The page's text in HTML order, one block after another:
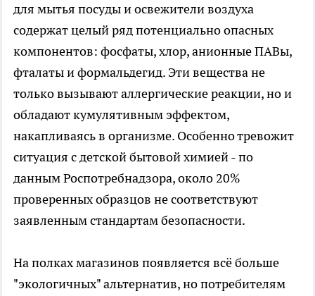
для мытья посуды и освежители воздуха
содержат целый ряд потенциально опасных
компонентов: фосфаты, хлор, анионные ПАВы,
фталаты и формальдегид. Эти вещества не
только вызывают аллергические реакции, но и
обладают кумулятивным эффектом,
накапливаясь в организме. Особенно тревожит
ситуация с детской бытовой химией - по
данным Роспотребнадзора, около 20%
проверенных образцов не соответствуют
заявленным стандартам безопасности.
На полках магазинов появляется всё больше
"экологичных" альтернатив, но потребителям